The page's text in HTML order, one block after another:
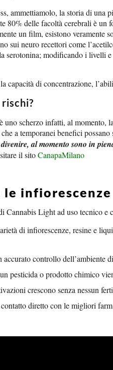
ammettiamolo, la storia di una
80% delle facoltà cerebrali è un
un film, esistono veramente
sui neuro recettori come
serotonina; modificando i livelli
capacità di concentrazione,
uno scherzo infatti, al momento,
a temporanei benefici
al momento sono in
il sitoCanapaMilano
le
Cannabis Light ad uso tecnico e
di infiorescenze, resine e
accurato controllo dell’ambiente
pesticida o prodotto chimico
crescono senza nessun
diretto con le migliori